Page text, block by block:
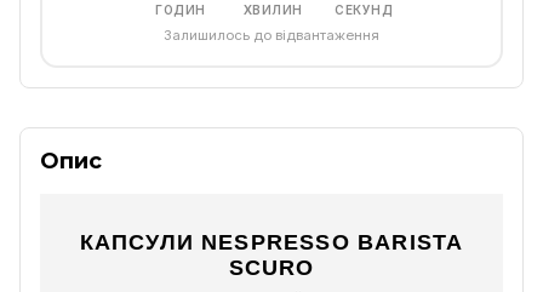
ГОДИН ХВИЛИН СЕКУНД
Залишилось до відвантаження
Опис
КАПСУЛИ NESPRESSO BARISTA
SCURO